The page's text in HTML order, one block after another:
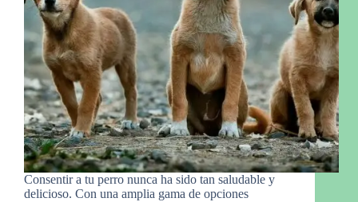
Consentir a tu perro nunca ha sido tan saludable y
delicioso. Con una amplia gama de opciones